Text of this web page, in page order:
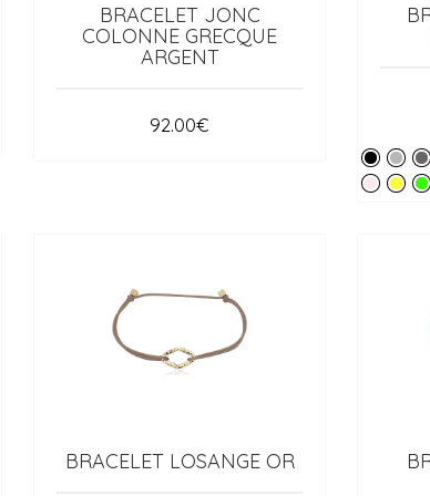
BRACELET JONC
COLONNE GRECQUE
ARGENT
92.00€
BRACELET LOSANGE OR